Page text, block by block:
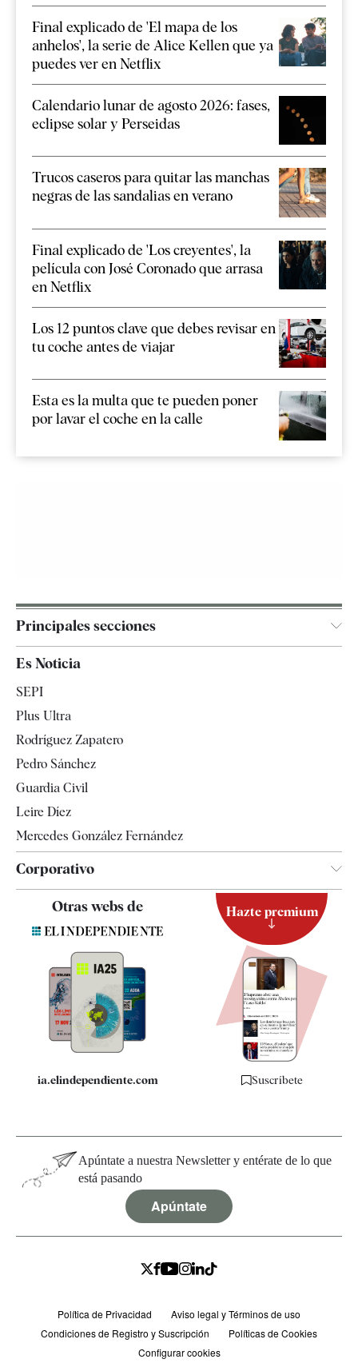
Final explicado de 'El mapa de los
anhelos', la serie de Alice Kellen que ya
puedes ver en Netflix
Calendario lunar de agosto 2026: fases,
eclipse solar y Perseidas
Trucos caseros para quitar las manchas
negras de las sandalias en verano
Final explicado de 'Los creyentes', la
película con José Coronado que arrasa
en Netflix
Los 12 puntos clave que debes revisar en
tu coche antes de viajar
Esta es la multa que te pueden poner
por lavar el coche en la calle
Principales secciones
España
Televisión
Es Noticia
SEPI
Plus Ultra
Rodríguez Zapatero
Pedro Sánchez
Guardia Civil
Leire Díez
Mercedes González Fernández
Corporativo
Contacto
Quiénes somos
Especificaciones
Otras webs de
ia.elindependiente.com
Hazte premium
Suscríbete
Apúntate a nuestra Newsletter y entérate de lo que
está pasando
Apúntate
Política de Privacidad
Aviso legal y Términos de uso
Condiciones de Registro y Suscripción
Políticas de Cookies
Configurar cookies